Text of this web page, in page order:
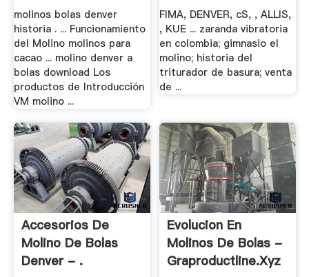
molinos bolas denver
historia . ... Funcionamiento
del Molino molinos para
cacao ... molino denver a
bolas download Los
productos de Introducción
VM molino ...
FIMA, DENVER, cS, , ALLIS,
, KUE ... zaranda vibratoria
en colombia; gimnasio el
molino; historia del
triturador de basura; venta
de ...
Accesorios De
Molino De Bolas
Denver - .
Evolucion En
Molinos De Bolas -
Graproductline.xyz